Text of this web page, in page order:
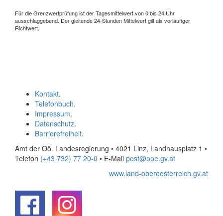
Für die Grenzwertprüfung ist der Tagesmittelwert von 0 bis 24 Uhr
ausschlaggebend. Der gleitende 24-Stunden Mittelwert gilt als vorläufiger
Richtwert.
Kontakt.
Telefonbuch.
Impressum.
Datenschutz.
Barrierefreiheit.
Amt der Oö. Landesregierung • 4021 Linz, Landhausplatz 1 •
Telefon (+43 732) 77 20-0 • E-Mail post@ooe.gv.at
www.land-oberoesterreich.gv.at